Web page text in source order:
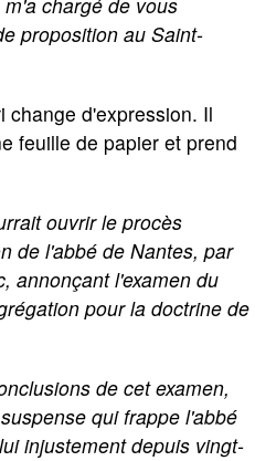
proposition au Saint-
change d'expression. Il
feuille de papier et prend
ouvrir le procès
de l'abbé de Nantes, par
annonçant l'examen du
pour la doctrine de
de cet examen,
qui frappe l'abbé
injustement depuis vingt-